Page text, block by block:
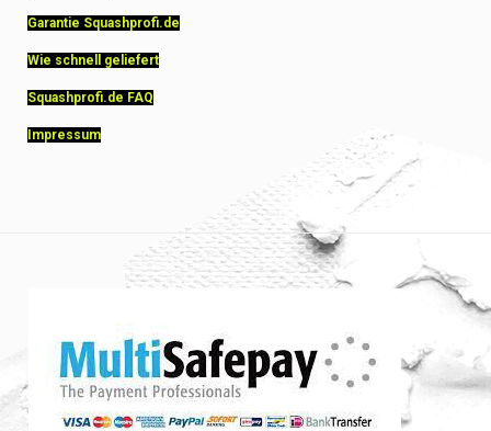
Garantie Squashprofi.de
Wie schnell geliefert
Squashprofi.de FAQ
Impressum